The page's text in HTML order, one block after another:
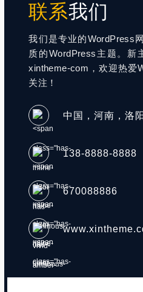
联系我们
我们是专业的WordPress
质的WordPress主题。新
xintheme-com，欢迎热爱
关注！
中国，河南，洛阳
138-8888-8888
670088886